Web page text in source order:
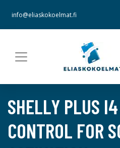
info@eliaskokoelmat.fi
SHELLY PLUS
CONTROL FOR